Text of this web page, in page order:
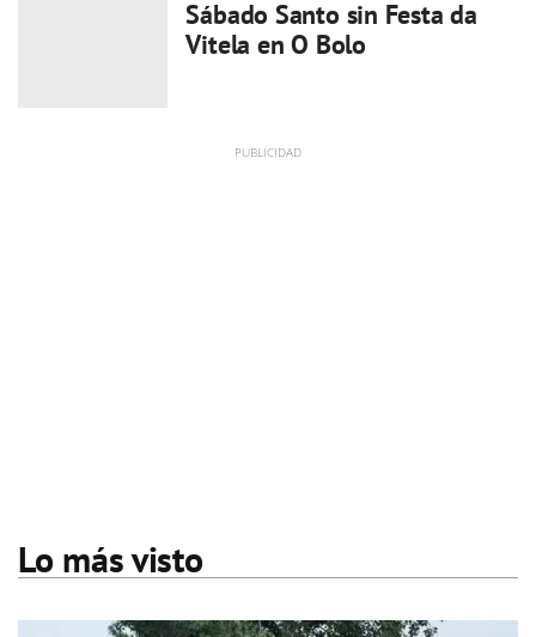
Sábado Santo sin Festa da
Vitela en O Bolo
Lo más visto